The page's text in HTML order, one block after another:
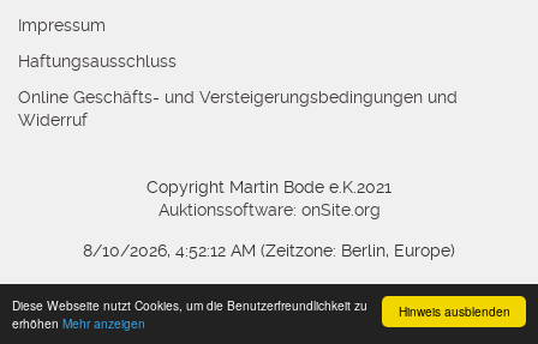
Hinweis ausblenden
Diese Webseite nutzt Cookies, um die Benutzerfreundlichkeit zu
erhöhen Mehr anzeigen
Impressum
Haftungsausschluss
Online Geschäfts- und Versteigerungsbedingungen und
Widerruf
Copyright Martin Bode e.K.2021
Auktionssoftware: onSite.org
8/10/2026, 4:52:12 AM (Zeitzone: Berlin, Europe)